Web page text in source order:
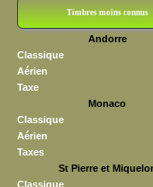
Timbres moins connus
Andorre
Classique
Aérien
Taxe
Monaco
Classique
Aérien
Taxes
St Pierre et
Classique